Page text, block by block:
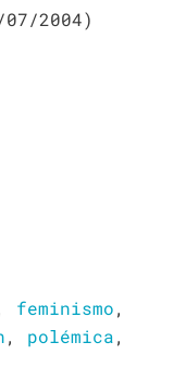
2004)
feminismo,
, polémica,